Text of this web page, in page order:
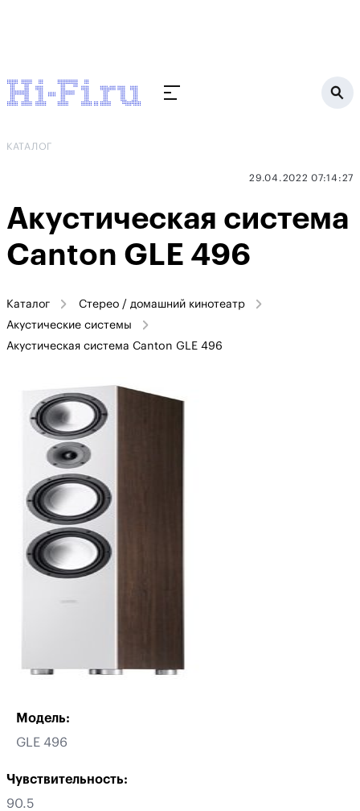
КАТАЛОГ
29.04.2022 07:14:27
Акустическая система
Canton GLE 496
Каталог
Стерео / домашний кинотеатр
Акустические системы
Акустическая система Canton GLE 496
Модель:
GLE 496
Чувствительность:
90.5